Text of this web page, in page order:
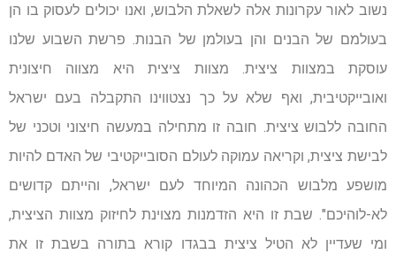
נשוב לאור עקרונות אלה לשאלת הלבוש, ואנו יכולים לעסוק בו הן
בעולמם של הבנים והן בעולמן של הבנות. פרשת השבוע שלנו
עוסקת במצוות ציצית. מצוות ציצית היא מצווה חיצונית
ואובייקטיבית, ואף שלא על כך נצטווינו התקבלה בעם ישראל
החובה ללבוש ציצית. חובה זו מתחילה במעשה חיצוני וטכני של
לבישת ציצית, וקריאה עמוקה לעולם הסובייקטיבי של האדם להיות
מושפע מלבוש הכהונה המיוחד לעם ישראל, והייתם קדושים
לא-לוהיכם". שבת זו היא הזדמנות מצוינת לחיזוק מצוות הציצית,
ומי שעדיין לא הטיל ציצית בבגדו קורא בתורה בשבת זו את